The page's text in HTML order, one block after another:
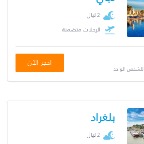
2 ليال
الرحلات متضمنة
للشخص الواحد
احجز الآن
بلغراد
2 ليال